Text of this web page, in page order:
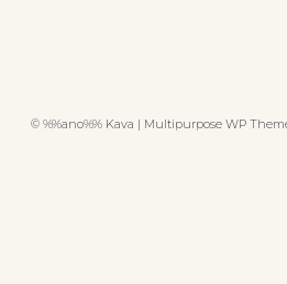
© %%ano%% Kava | Multipurpose WP